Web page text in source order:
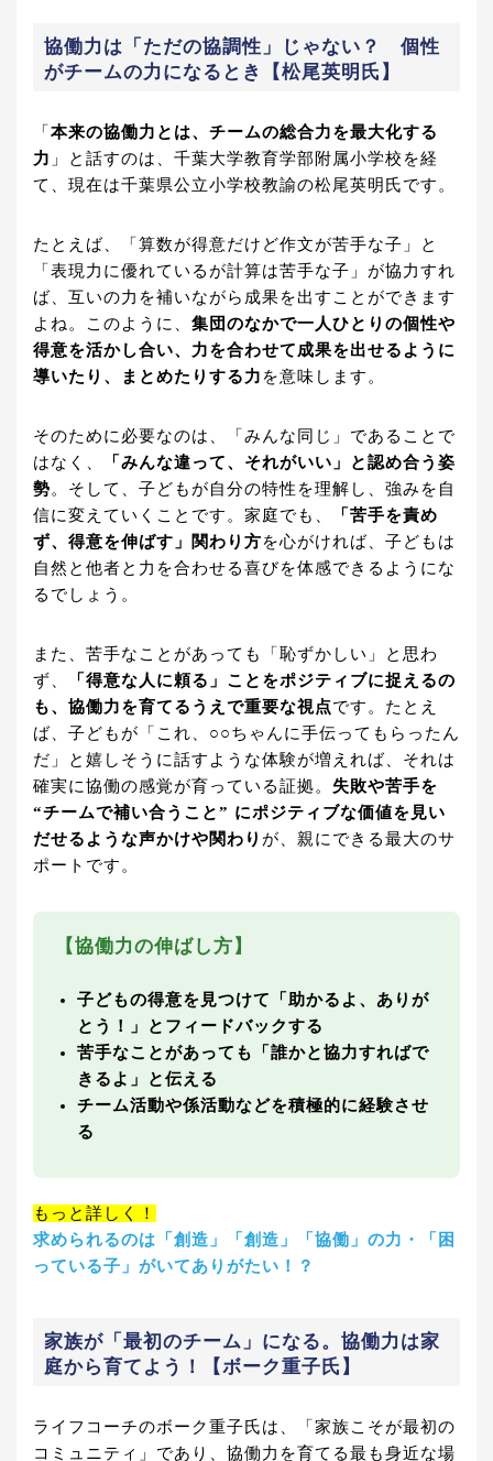
協働力は「ただの協調性」じゃない？ 個性
がチームの力になるとき【松尾英明氏】
「 本来の協働力とは、チームの総合力を最大化する
力 」と話すのは、千葉大学教育学部附属小学校を経
て、現在は千葉県公立小学校教諭の松尾英明氏です。
たとえば、「算数が得意だけど作文が苦手な子」と
「表現力に優れているが計算は苦手な子」が協力すれ
ば、互いの力を補いながら成果を出すことができます
よね。このように、 集団のなかで一人ひとりの個性や
得意を活かし合い、力を合わせて成果を出せるように
導いたり、まとめたりする力 を意味します。
そのために必要なのは、「みんな同じ」であることで
はなく、
「みんな違って、それがいい」と認め合う姿
勢。そして、子どもが自分の特性を理解し、強みを自
信に変えていくことです。家庭でも、
「苦手を責め
ず、得意を伸ばす」関わり方を心がければ、子どもは
自然と他者と力を合わせる喜びを体感できるようにな
るでしょう。
また、苦手なことがあっても「恥ずかしい」と思わ
ず、
「得意な人に頼る」ことをポジティブに捉えるの
も、協働力を育てるうえで重要な視点です。たとえ
ば、子どもが「これ、○○ちゃんに手伝ってもらったん
だ」と嬉しそうに話すような体験が増えれば、それは
確実に協働の感覚が育っている証拠。 失敗や苦手を
“チームで補い合うこと” にポジティブな価値を見い
だせるような声かけや関わり が、親にできる最大のサ
ポートです。
【協働力の伸ばし方】
子どもの得意を見つけて「助かるよ、ありが
とう！」とフィードバックする
苦手なことがあっても「誰かと協力すればで
きるよ」と伝える
チーム活動や係活動などを積極的に経験させ
る
もっと詳しく！
求められるのは「創造」「創造」「協働」の力・「困
っている子」がいてありがたい！？
家族が「最初のチーム」になる。協働力は家
庭から育てよう！【ボーク重子氏】
ライフコーチのボーク重子氏は、「家族こそが最初の
コミュニティ」であり、協働力を育てる最も身近な場